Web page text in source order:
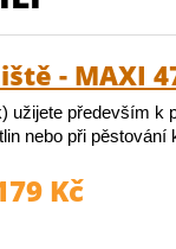
- MAXI
užijete především k
nebo při pěstování
Kč